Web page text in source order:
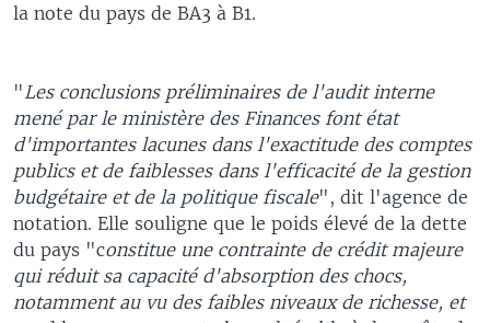
la note du pays de BA3 à B1.
" Les conclusions préliminaires de l'audit interne
mené par le ministère des Finances font état
d'importantes lacunes dans l'exactitude des comptes
publics et de faiblesses dans l'efficacité de la gestion
budgétaire et de la politique fiscale", dit l'agence de
notation. Elle souligne que le poids élevé de la dette
du pays "constitue une contrainte de crédit majeure
qui réduit sa capacité d'absorption des chocs,
notamment au vu des faibles niveaux de richesse, et